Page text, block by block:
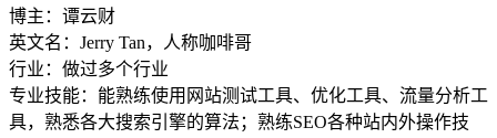
博主：谭云财
英文名：Jerry Tan，人称咖啡哥
行业：做过多个行业
专业技能：能熟练使用网站测试工具、优化工具、流量分析工
具，熟悉各大搜索引擎的算法；熟练SEO各种站内外操作技